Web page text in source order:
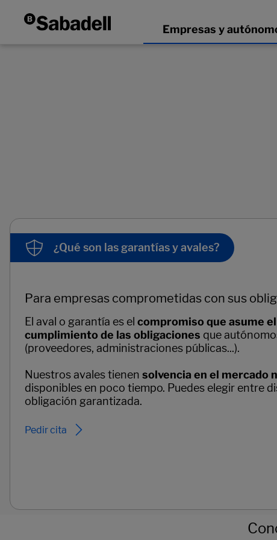
¿Qué son las garantías y avales?
Para empresas comprometidas con sus
El aval o garantía es el compromiso que asume
cumplimiento de las obligaciones que
(proveedores, administraciones públicas...).
Nuestros avales tienen solvencia en el mercado
disponibles en poco tiempo. Puedes elegir entre
obligación garantizada.
Pedir cita